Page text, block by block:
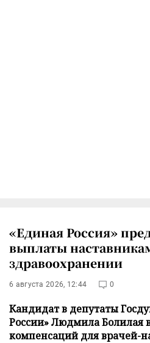
«Единая Россия»
выплаты
здравоохранении
6 августа 2026, 12:44 0
Кандидат в депутаты
России» Людмила Болилая
компенсаций для врачей-